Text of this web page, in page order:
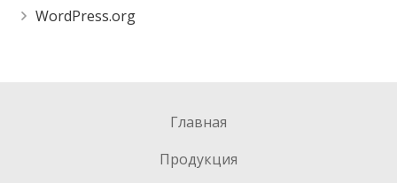
WordPress.org
Главная
Продукция